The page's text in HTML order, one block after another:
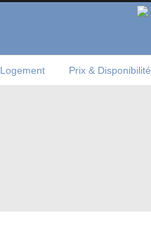
Logement Prix & Disponibilité